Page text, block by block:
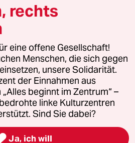
GmbH
Fragen oder für Genehmigungen
Kommune-Richtlinien
Impressum AGB
widerrufen (Ads)
rechts
eine offene Gesellschaft!
Menschen, die sich gegen
unsere Solidarität.
der Einnahmen aus
beginnt im Zentrum“ –
linke Kulturzentren
Sind Sie dabei?
Ja, ich will